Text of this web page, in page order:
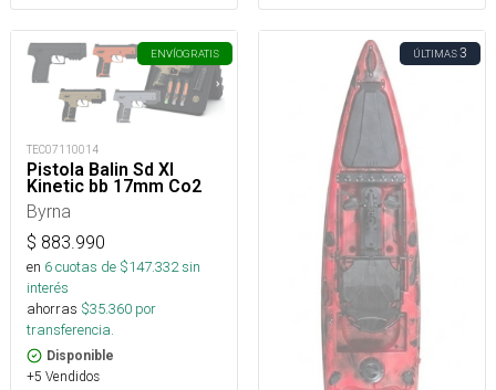
ENVÍOGRATIS
TEC07110014
Pistola Balin Sd Xl
Kinetic bb 17mm Co2
Byrna
$ 883.990
en 6cuotas de $147.332sin
interés
ahorras $35.360 por
transferencia.
Disponible
+5 Vendidos
ÚLTIMAS3